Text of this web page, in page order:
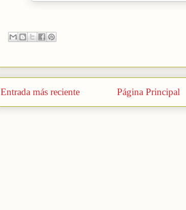
Entrada más reciente Página Principal